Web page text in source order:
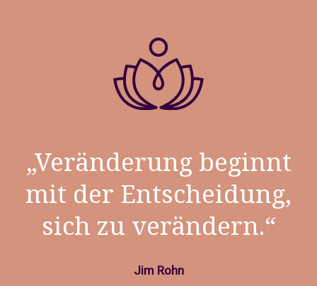
„Veränderung beginnt
mit der Entscheidung,
sich zu verändern.“
Jim Rohn